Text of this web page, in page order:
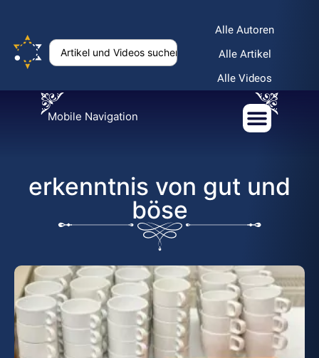
Alle Autoren
Alle Artikel
Alle Videos
Mobile Navigation
erkenntnis von gut und
böse